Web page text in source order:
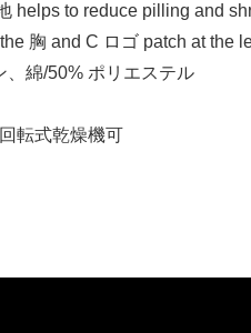
helps to reduce pilling and
胸 and C ロゴ patch at the
、綿/50% ポリエステル
転式乾燥機可